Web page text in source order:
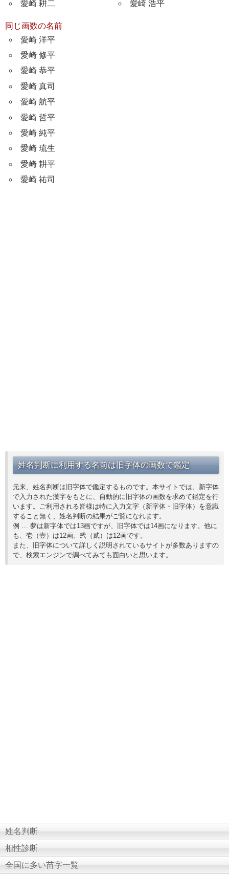
愛崎 耕二 愛崎 浩平
同じ画数の名前
愛崎 洋平
愛崎 修平
愛崎 恭平
愛崎 真司
愛崎 航平
愛崎 哲平
愛崎 純平
愛崎 琉生
愛崎 耕平
愛崎 祐司
姓名判断に利用する名前は旧字体の画数で鑑定
元来、姓名判断は旧字体で鑑定するものです。本サイトでは、新字体
で入力された漢字をもとに、自動的に旧字体の画数を求めて鑑定を行
います。ご利用される皆様は特に入力文字（新字体・旧字体）を意識
すること無く、姓名判断の結果がご覧になれます。
例 … 夢は新字体では13画ですが、旧字体では14画になります。他に
も、壱（壹）は12画、弐（貳）は12画です。
また、旧字体について詳しく説明されているサイトが多数ありますの
で、検索エンジンで調べてみても面白いと思います。
姓名判断
相性診断
全国に多い苗字一覧